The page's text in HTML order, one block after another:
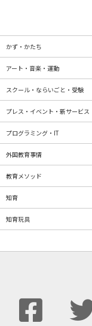
かず・かたち
アート・音楽・運動
スクール・ならいごと・受験
プレス・イベント・新サービス
プログラミング・IT
外国教育事情
教育メソッド
知育
知育玩具